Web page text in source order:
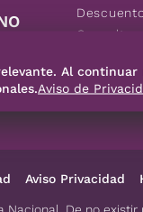
Consultas
Aviso Privacidad
Al continuar
Aviso de